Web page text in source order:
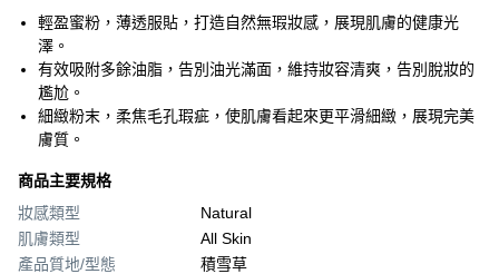
輕盈蜜粉，薄透服貼，打造自然無瑕妝感，展現肌膚的健康光
澤。
有效吸附多餘油脂，告別油光滿面，維持妝容清爽，告別脫妝的
尷尬。
細緻粉末，柔焦毛孔瑕疵，使肌膚看起來更平滑細緻，展現完美
膚質。
商品主要規格
妝感類型
Natural
肌膚類型
All Skin
產品質地/型態
積雪草